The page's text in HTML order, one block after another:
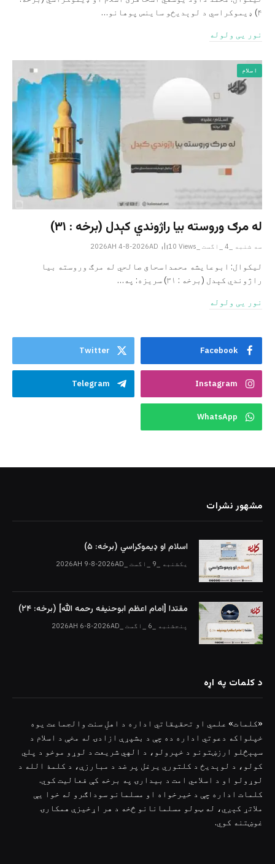
۴) ډیموکراسي د لوېدیځو ساینس پوهانو…
نور یی ولوله
اسلام
له مرګ وروسته بیا راژوندي کېدل (برخه : ۳۱)
سه شنبه _4 _اگست _2026AH 4-8-2026AD 10 Views
لیکوال: ابوعایشه محمداسحاق صالحي له مرګ وروسته بیا
راژوندي کېدل (برخه : ۳۱) سریزه: په…
نور یی ولوله
Facebook
Twitter
Instagram
Telegram
WhatsApp
مشهور نشرات
اسلام او ډیموکراسي (برخه: ۵)
یکشنبه _9 _اگست _2026AH 9-8-2026AD
مقتدا [امام اعظم ابوحنیفه رحمه الله‎] (برخه: ۲۴)
پنجشنبه _6 _اگست _2026AH 6-8-2026AD
د کلمات په اړه
«کلمات» علمي او تحقیقاتي اداره د اهلِ سنت والجماعت یوه
خپلواکه دعوتي اداره ده چې د بشپړې ازادۍ له مخې د اسلام د
سپېڅلو ارزښتونو د خپرولو، د الهي شریعت د لوړو موخو د پلي
کولو، د لوېدیځ د کلتوري یرغل پر ضد د مبارزې، د کلمۀ الله د
لوړولو او د اسلامي امت د بیدارۍ په برخه کې فعالیت کوي.
کلمات اداره چې د خیرخواه او مسلمانو سوداګرو له خوا یې
ملاتړ کېږي، له ټولو مسلمانانو څخه د هر اړخیزې همکارۍ
غوښتنه کوي.